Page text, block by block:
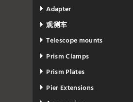
Adapter
观测车
Telescope mounts
Prism Clamps
Prism Plates
Pier Extensions